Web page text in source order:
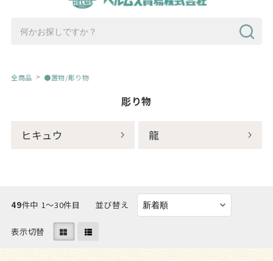
HOME 商品一覧 お問い合わせ
全商品 ●置物/彫り物
彫り物
ヒキュウ 龍
49件中 1〜30件目 並び替え
表示切替